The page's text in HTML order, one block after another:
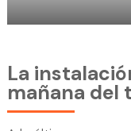
La
mañana del